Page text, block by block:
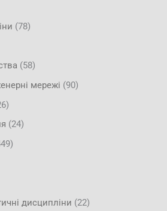
(78)
(58)
мережі (90)
(24)
дисципліни (22)